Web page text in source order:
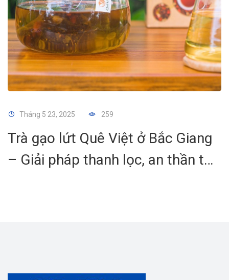
Tháng 5 23, 2025 259
Trà gạo lứt Quê Việt ở Bắc Giang
– Giải pháp thanh lọc, an thần từ